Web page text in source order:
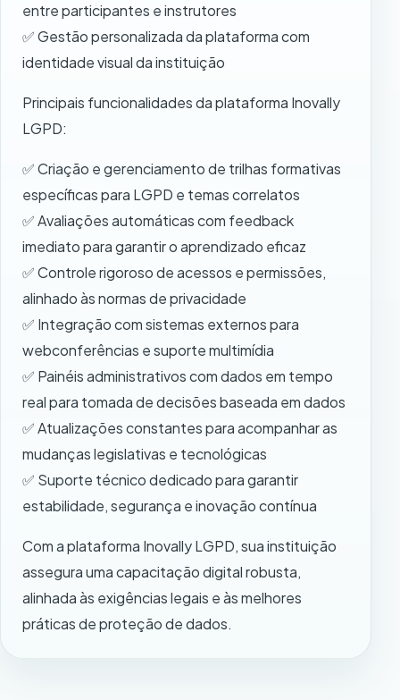
entre participantes e instrutores
✅ Gestão personalizada da plataforma com
identidade visual da instituição
Principais funcionalidades da plataforma Inovally
LGPD:
✅ Criação e gerenciamento de trilhas formativas
específicas para LGPD e temas correlatos
✅ Avaliações automáticas com feedback
imediato para garantir o aprendizado eficaz
✅ Controle rigoroso de acessos e permissões,
alinhado às normas de privacidade
✅ Integração com sistemas externos para
webconferências e suporte multimídia
✅ Painéis administrativos com dados em tempo
real para tomada de decisões baseada em dados
✅ Atualizações constantes para acompanhar as
mudanças legislativas e tecnológicas
✅ Suporte técnico dedicado para garantir
estabilidade, segurança e inovação contínua
Com a plataforma Inovally LGPD, sua instituição
assegura uma capacitação digital robusta,
alinhada às exigências legais e às melhores
práticas de proteção de dados.